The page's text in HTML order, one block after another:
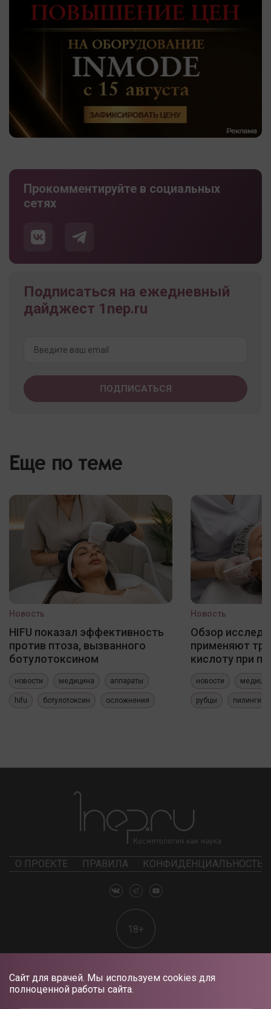
Сайт для врачей. Мы используем cookies для
полноценной работы сайта.
Прокомментируйте в социальных
сетях
Подписаться на ежедневный
дайджест 1nep.ru
Еще по теме
Новость
HIFU показал эффективность
против птоза, вызванного
ботулотоксином
новости медицина аппараты
hifu ботулотоксин осложнения
Новость
Обзор
применяют
кислоту при
новости
рубцы пилинги
О ПРОЕКТЕ ПРАВИЛА КОНФИДЕНЦИАЛЬНОСТЬ
18+